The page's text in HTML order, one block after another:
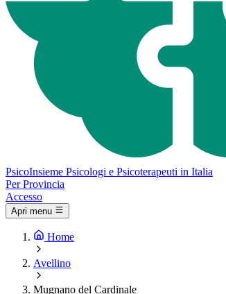
PsicoInsieme Psicologi e Psicoterapeuti in Italia
Per Provincia
Accesso
Apri menu
Home
Avellino
Mugnano del Cardinale